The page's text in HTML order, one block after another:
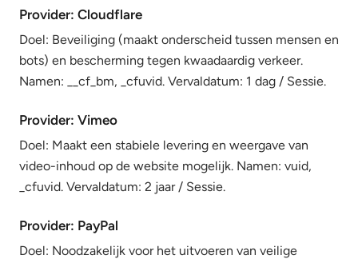
Provider: Cloudflare
Doel: Beveiliging (maakt onderscheid tussen mensen en
bots) en bescherming tegen kwaadaardig verkeer.
Namen: __cf_bm, _cfuvid. Vervaldatum: 1 dag / Sessie.
Provider: Vimeo
Doel: Maakt een stabiele levering en weergave van
video-inhoud op de website mogelijk. Namen: vuid,
_cfuvid. Vervaldatum: 2 jaar / Sessie.
Provider: PayPal
Doel: Noodzakelijk voor het uitvoeren van veilige